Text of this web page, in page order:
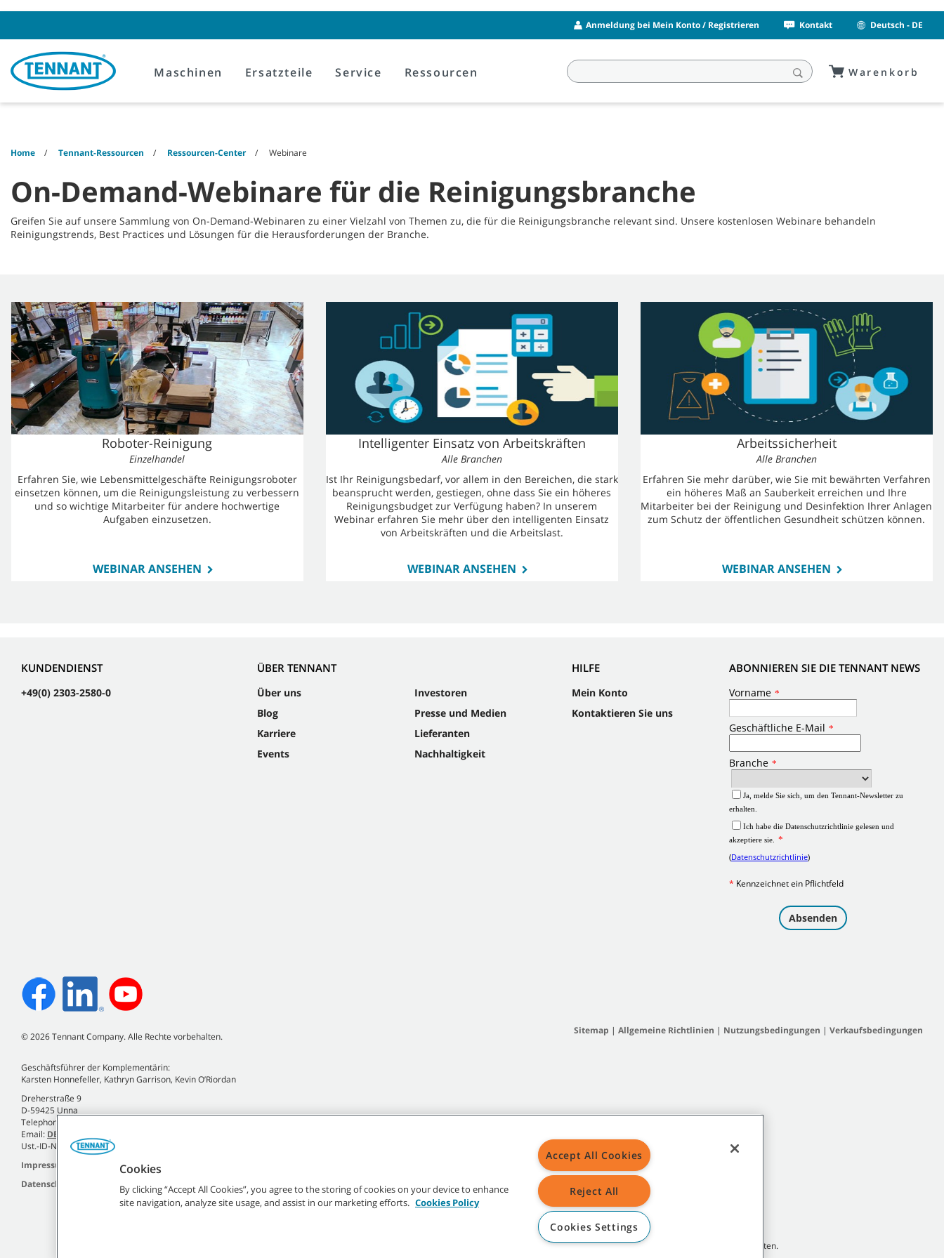
Anmeldung bei Mein Konto / Registrieren Kontakt Deutsch - DE
Maschinen Ersatzteile Service Ressourcen Warenkorb
Home Tennant-Ressourcen Ressourcen-Center Webinare
On-Demand-Webinare für die Reinigungsbranche
Greifen Sie auf unsere Sammlung von On-Demand-Webinaren zu einer Vielzahl von Themen zu, die für die Reinigungsbranche relevant sind. Unsere kostenlosen Webinare behandeln
Reinigungstrends, Best Practices und Lösungen für die Herausforderungen der Branche.
Roboter-Reinigung
Einzelhandel
Erfahren Sie, wie Lebensmittelgeschäfte Reinigungsroboter
einsetzen können, um die Reinigungsleistung zu verbessern
und so wichtige Mitarbeiter für andere hochwertige
Aufgaben einzusetzen.
WEBINAR ANSEHEN
Intelligenter Einsatz von Arbeitskräften
Alle Branchen
Ist Ihr Reinigungsbedarf, vor allem in den Bereichen, die stark
beansprucht werden, gestiegen, ohne dass Sie ein höheres
Reinigungsbudget zur Verfügung haben? In unserem
Webinar erfahren Sie mehr über den intelligenten Einsatz
von Arbeitskräften und die Arbeitslast.
WEBINAR ANSEHEN
Arbeitssicherheit
Alle Branchen
Erfahren Sie mehr darüber, wie Sie mit bewährten Verfahren
ein höheres Maß an Sauberkeit erreichen und Ihre
Mitarbeiter bei der Reinigung und Desinfektion Ihrer Anlagen
zum Schutz der öffentlichen Gesundheit schützen können.
WEBINAR ANSEHEN
KUNDENDIENST
+49(0) 2303-2580-0
ÜBER TENNANT
Über uns
Blog
Karriere
Events
Investoren
Presse und Medien
Lieferanten
Nachhaltigkeit
HILFE
Mein Konto
Kontaktieren Sie uns
ABONNIEREN SIE DIE TENNANT NEWS
©2026Tennant Company. Alle Rechte vorbehalten.
Geschäftsführer der Komplementärin:
Karsten Honnefeller, Kathryn Garrison, Kevin O’Riordan
Dreherstraße 9
D-59425 Unna
Telephone +49 (0)2303 2580-0
Email: DE.Info@tennantco.com
Ust.-ID-Nr. DE120810935
Impressum
Datenschutzrichtlinie
Sitemap | Allgemeine Richtlinien | Nutzungsbedingungen | Verkaufsbedingungen
Alle angegebenen Tennant-Marken und -Logos sind Eigentum der Tennant Company und/oder ihrer verbundenen Unternehmen oder Tochtergesellschaften.
Cookies
By clicking “Accept All Cookies”, you agree to the storing of cookies on your device to enhance
site navigation, analyze site usage, and assist in our marketing efforts. Cookies Policy
Accept All Cookies
Reject All
Cookies Settings